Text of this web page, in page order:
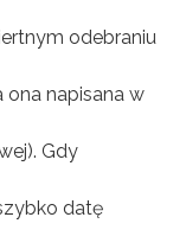
odebraniu
ona napisana w
Gdy
datę